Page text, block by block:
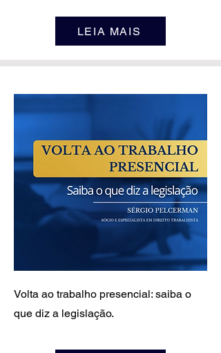
LEIA MAIS
Volta ao trabalho presencial: saiba o
que diz a legislação.